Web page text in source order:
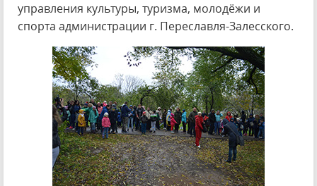
управления культуры, туризма, молодёжи и
спорта администрации г. Переславля-Залесского.